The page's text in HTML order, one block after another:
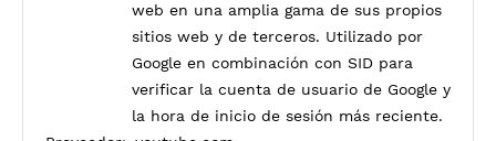
web en una amplia gama de sus propios
sitios web y de terceros. Utilizado por
Google en combinación con SID para
verificar la cuenta de usuario de Google y
la hora de inicio de sesión más reciente.